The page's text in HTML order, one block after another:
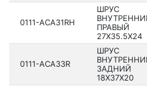
0111-ACA31RH
ШРУС
ПРАВЫЙ
27X35.5X24
0111-ACA33R
ШРУС
ЗАДНИЙ
18X37X20